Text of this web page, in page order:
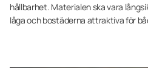
hållbarhet. Materialen ska vara
låga och ­bostäderna attraktiva för